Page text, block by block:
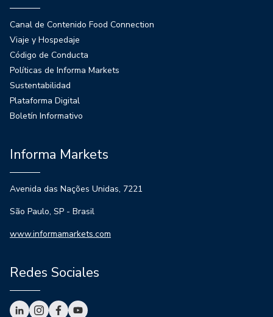
Canal de Contenido Food Connection
Viaje y Hospedaje
Código de Conducta
Políticas de Informa Markets
Sustentabilidad
Plataforma Digital
Boletín Informativo
Informa Markets
Avenida das Nações Unidas, 7221
São Paulo, SP - Brasil
www.informamarkets.com
Redes Sociales